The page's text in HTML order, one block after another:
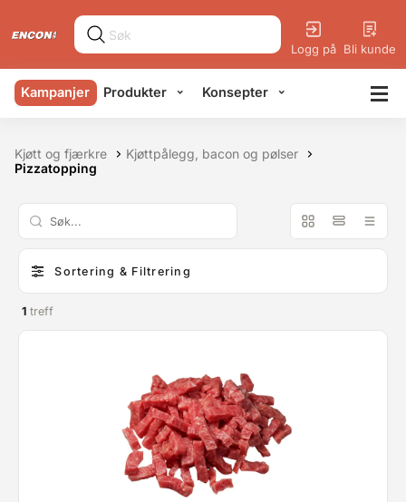
Logg på Bli kunde
Kampanjer Produkter Konsepter
Kjøtt og fjærkre
Kjøttpålegg, bacon og pølser
Pizzatopping
Sortering & Filtrering
1 treff